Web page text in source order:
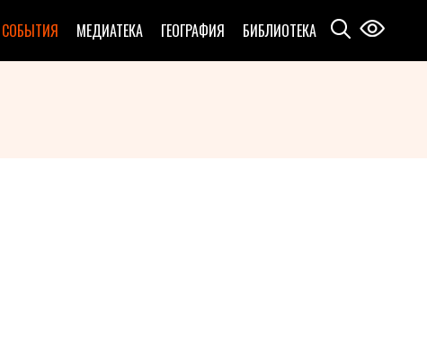
СОБЫТИЯ МЕДИАТЕКА ГЕОГРАФИЯ БИБЛИОТЕКА